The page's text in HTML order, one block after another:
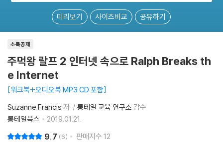
미리보기 사이즈비교 공유하기
소득공제
주먹왕 랄프 2 인터넷 속으로 Ralph Breaks th
e Internet
워크북+오디오북 MP3 CD 포함
Suzanne Francis 저 롱테일 교육 연구소 감수
롱테일북스
2019.01.21.
9.7 6 판매지수 12